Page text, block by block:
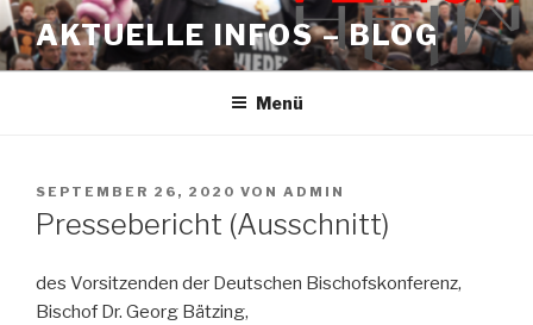
Zum
Inhalt
springen
AKTUELLE INFOS – BLOG
Menü
VERÖFFENTLICHT
AM
SEPTEMBER 26, 2020 VON ADMIN
Pressebericht (Ausschnitt)
des Vorsitzenden der Deutschen Bischofskonferenz,
Bischof Dr. Georg Bätzing,